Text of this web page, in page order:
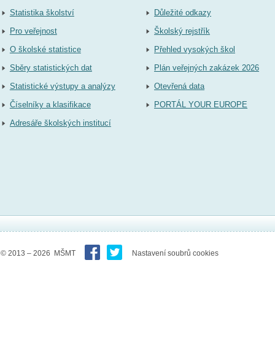
Statistika školství
Pro veřejnost
O školské statistice
Sběry statistických dat
Statistické výstupy a analýzy
Číselníky a klasifikace
Adresáře školských institucí
Důležité odkazy
Školský rejstřík
Přehled vysokých škol
Plán veřejných zakázek 2026
Otevřená data
PORTÁL YOUR EUROPE
© 2013 – 2026 MŠMT Nastavení soubrů cookies